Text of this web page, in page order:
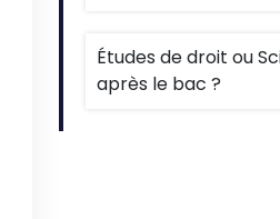
Études de droit ou
après le bac ?